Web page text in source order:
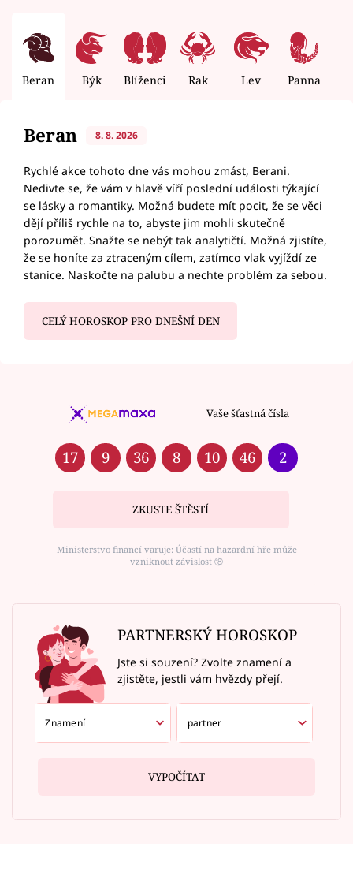
Beran Býk Blíženci Rak Lev Panna
Beran 8. 8. 2026
Rychlé akce tohoto dne vás mohou zmást, Berani.
Nedivte se, že vám v hlavě víří poslední události týkající
se lásky a romantiky. Možná budete mít pocit, že se věci
dějí příliš rychle na to, abyste jim mohli skutečně
porozumět. Snažte se nebýt tak analytičtí. Možná zjistíte,
že se honíte za ztraceným cílem, zatímco vlak vyjíždí ze
stanice. Naskočte na palubu a nechte problém za sebou.
CELÝ HOROSKOP PRO DNEŠNÍ DEN
Vaše šťastná čísla
17 9 36 8 10 46 2
ZKUSTE ŠTĚSTÍ
Ministerstvo financí varuje: Účastí na hazardní hře může
vzniknout závislost ⑱
PARTNERSKÝ HOROSKOP
Jste si souzení? Zvolte znamení a
zjistěte, jestli vám hvězdy přejí.
VYPOČÍTAT